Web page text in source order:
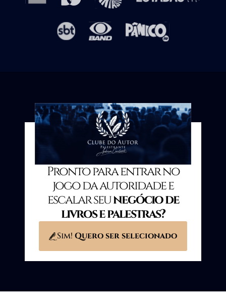
Pronto para entrar no
jogo da autoridade e
escalar seunegócio de
livros e palestras?
Sim! Quero ser selecionado